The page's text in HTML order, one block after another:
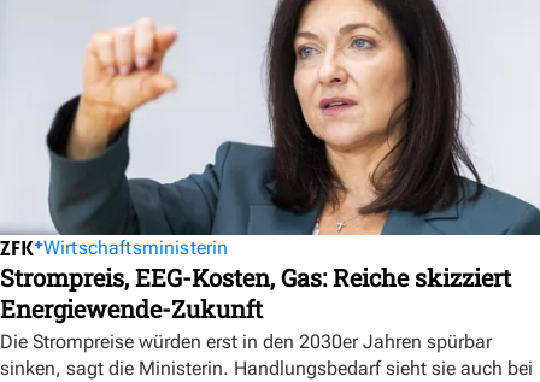
Wirtschaftsministerin
Strompreis, EEG-Kosten, Gas: Reiche skizziert
Energiewende-Zukunft
Die Strompreise würden erst in den 2030er Jahren spürbar
sinken, sagt die Ministerin. Handlungsbedarf sieht sie auch bei